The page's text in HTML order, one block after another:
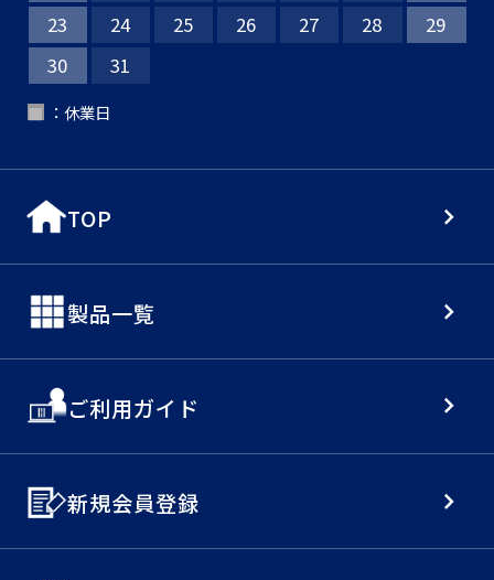
23
24 25 26 27 28
29
30
31
■ ：休業日
TOP
製品一覧
ご利用ガイド
新規会員登録